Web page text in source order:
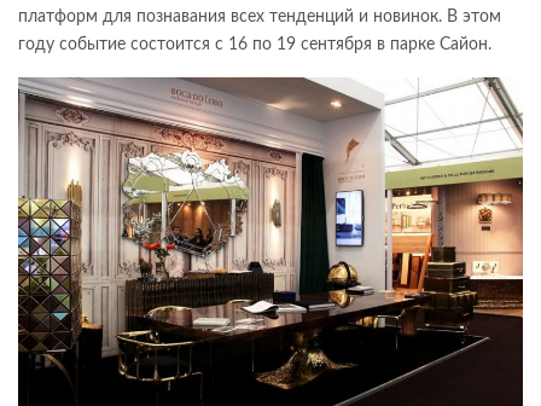
платформ для познавания всех тенденций и новинок. В этом
году событие состоится с 16 по 19 сентября в парке Сайон.